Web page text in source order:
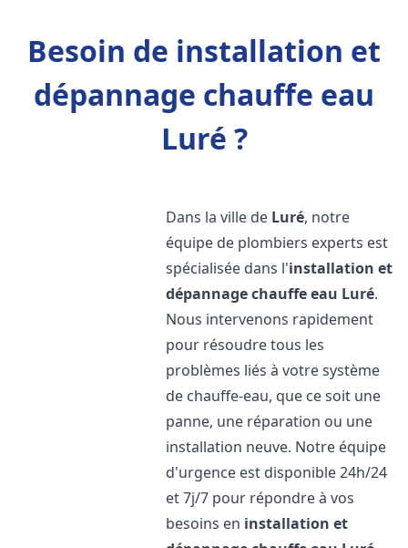
Besoin de installation et
dépannage chauffe eau
Luré ?
Dans la ville de Luré, notre
équipe de plombiers experts est
spécialisée dans l'installation et
dépannage chauffe eau Luré.
Nous intervenons rapidement
pour résoudre tous les
problèmes liés à votre système
de chauffe-eau, que ce soit une
panne, une réparation ou une
installation neuve. Notre équipe
d'urgence est disponible 24h/24
et 7j/7 pour répondre à vos
besoins en installation et